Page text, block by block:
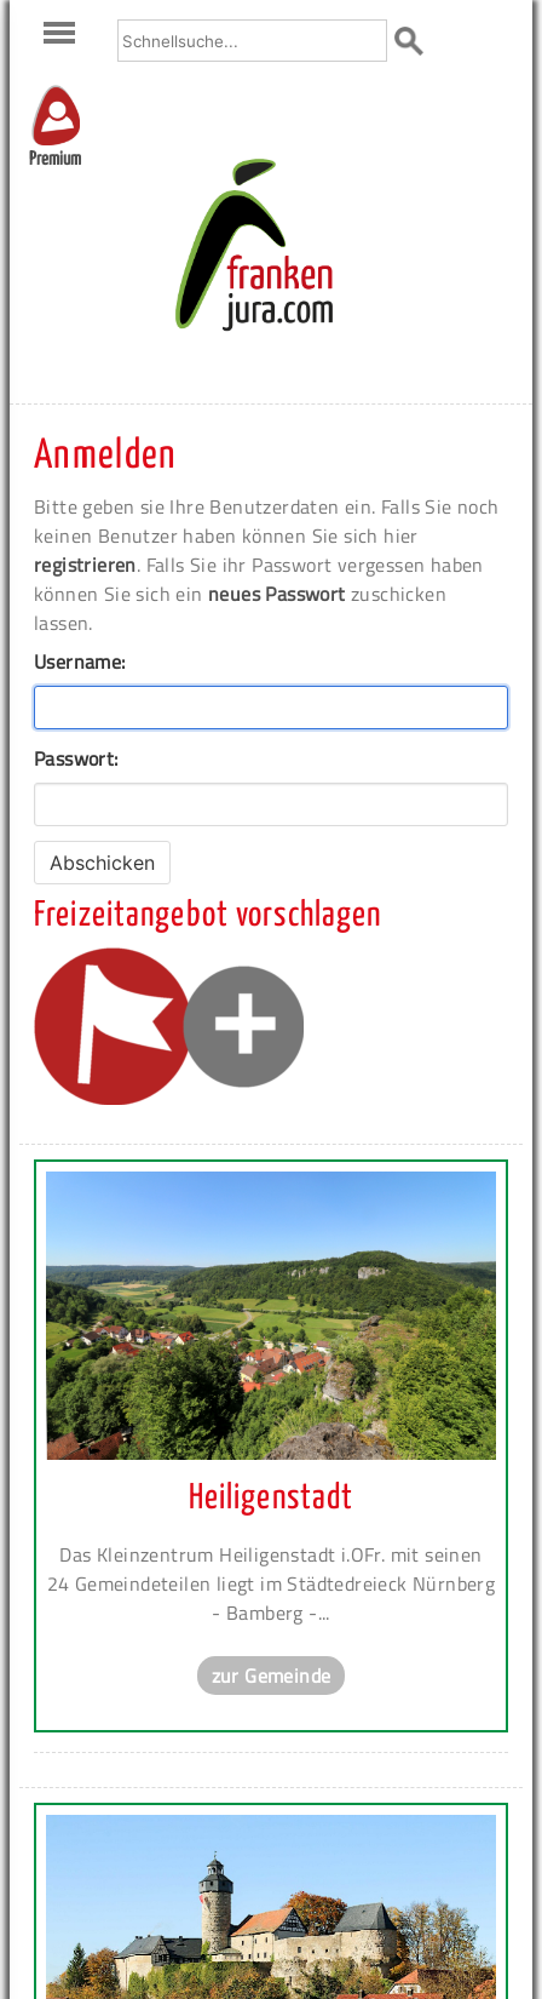
Premium
Anmelden
Bitte geben sie Ihre Benutzerdaten ein. Falls Sie noch
keinen Benutzer haben können Sie sich hier
registrieren. Falls Sie ihr Passwort vergessen haben
können Sie sich ein neues Passwort zuschicken
lassen.
Username:
Passwort:
Freizeitangebot vorschlagen
Heiligenstadt
Das Kleinzentrum Heiligenstadt i.OFr. mit seinen
24 Gemeindeteilen liegt im Städtedreieck Nürnberg
- Bamberg -...
zur Gemeinde